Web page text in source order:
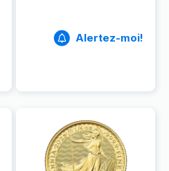
Alertez-moi!